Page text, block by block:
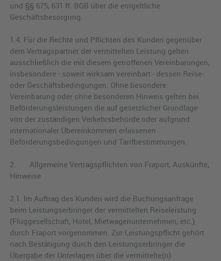
und §§ 675, 631 ff. BGB über die entgeltliche
Geschäftsbesorgung.
1.4. Für die Rechte und Pflichten des Kunden gegenüber
dem Vertragspartner der vermittelten Leistung gelten
ausschließlich die mit diesem getroffenen Vereinbarungen,
insbesondere - soweit wirksam vereinbart - dessen Reise-
oder Geschäftsbedingungen. Ohne besondere
Vereinbarung oder ohne besonderen Hinweis gelten bei
Beförderungsleistungen die auf gesetzlicher Grundlage
von der zuständigen Verkehrsbehörde oder aufgrund
internationaler Übereinkommen erlassenen
Beförderungsbedingungen und Tarifbestimmungen.
2. Allgemeine Vertragspflichten von Fraport, Auskünfte,
Hinweise
2.1. Im Auftrag des Kunden wird die Buchungsanfrage
beim Leistungserbringer der vermittelten Reiseleistung
(Fluggesellschaft, Hotel, Mietwagenunternehmen, etc.)
durch Fraport vorgenommen. Zur Leistungspflicht gehört
nach Bestätigung durch den Leistungserbringer die
Übergabe der Unterlagen über die vermittelte(n)